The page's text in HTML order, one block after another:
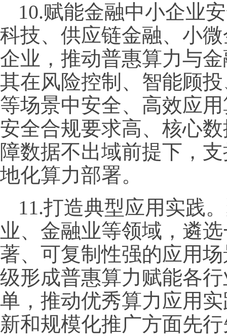
10.赋能金融中小企业
科技、供应链金融、小
企业，推动普惠算力与
其在风险控制、智能顾
等场景中安全、高效应
安全合规要求高、核心
障数据不出域前提下，
地化算力部署。
11.打造典型应用实践
业、金融业等领域，遴
著、可复制性强的应用
级形成普惠算力赋能各
单，推动优秀算力应用
新和规模化推广方面先